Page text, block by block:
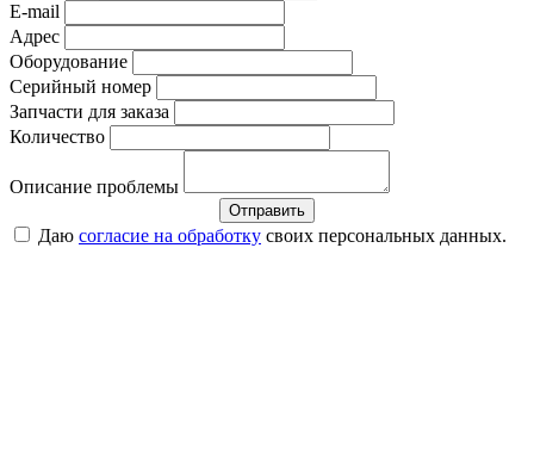
E-mail
Адрес
Оборудование
Серийный номер
Запчасти для заказа
Количество
Описание проблемы
Отправить
Даю согласие на обработку своих персональных данных.